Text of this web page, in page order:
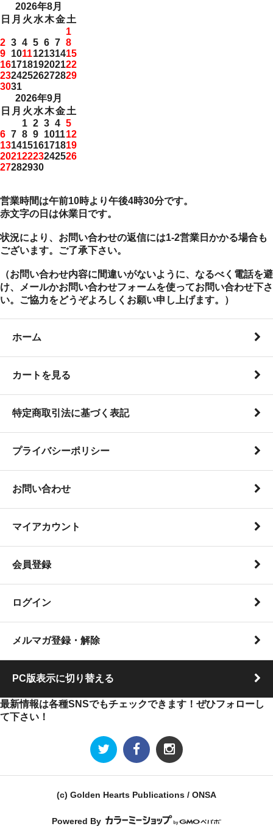
2026年8月
日 月 火水木金土
1
2 3 4 5 6 7 8
9 101112131415
16171819202122
23242526272829
3031
2026年9月
日 月 火水木金土
1 2 3 4 5
6 7 8 9 101112
13141516171819
20212223242526
27282930
営業時間は午前10時より午後4時30分です。
赤文字の日は休業日です。
状況により、お問い合わせの返信には1-2営業日かかる場合も
ございます。ご了承下さい。
（お問い合わせ内容に間違いがないように、なるべく電話を避
け、メールかお問い合わせフォームを使ってお問い合わせ下さ
い。ご協力をどうぞよろしくお願い申し上げます。）
ホーム
カートを見る
特定商取引法に基づく表記
プライバシーポリシー
お問い合わせ
マイアカウント
会員登録
ログイン
メルマガ登録・解除
PC版表示に切り替える
最新情報は各種SNSでもチェックできます！ぜひフォローし
て下さい！
(c) Golden Hearts Publications / ONSA
Powered By